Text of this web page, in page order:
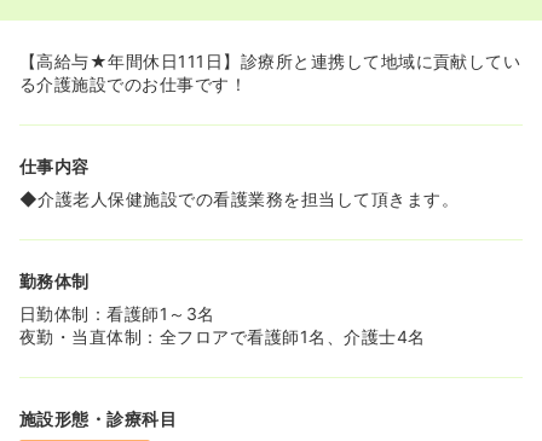
切にできます。
◆シフト相談が可能で、ライフスタイルに合わせた柔軟な
◆法人として様々な施設を展開しているため、希望に応じ
たキャリアチェンジがしやすい環境です。
いう方は、ぜひご応募ください！
≪福利厚生も充実しています！≫
◆事業所内託児所や社員寮など、病院と連携しているから
こそ実現可能な福利厚生が整っています！勤続3年以上で
い方にもオススメです！
【高給与★年間休日111日】診療所と連携して地域に貢献してい
る介護施設でのお仕事です！
仕事内容
◆介護老人保健施設での看護業務を担当して頂きます。
勤務体制
日勤体制：看護師1～3名
夜勤・当直体制：全フロアで看護師1名、介護士4名
施設形態・診療科目